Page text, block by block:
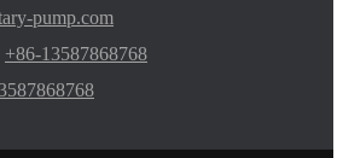
pump.com
+86-13587868768